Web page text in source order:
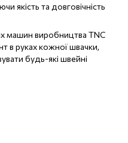
якість та довговічність
машин виробництва TNC
в руках кожної швачки,
будь-які швейні